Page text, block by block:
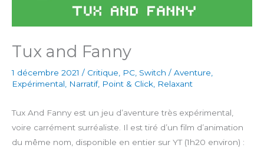
Tux and Fanny
1 décembre 2021 / Critique PC Switch / Aventure
Expérimental
Narratif, Point & Click Relaxant
Tux And Fanny est un jeu d’aventure très expérimental,
voire carrément surréaliste. Il est tiré d’un film d’animation
du même nom, disponible en entier sur YT (1h20 environ) :